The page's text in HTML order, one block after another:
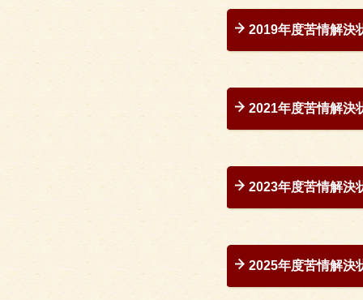
2019年度苦情解決
2021年度苦情解決
2023年度苦情解決
2025年度苦情解決